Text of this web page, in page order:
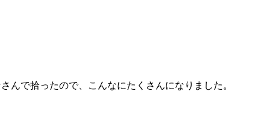
んで拾ったので、こんなにたくさんになりました。